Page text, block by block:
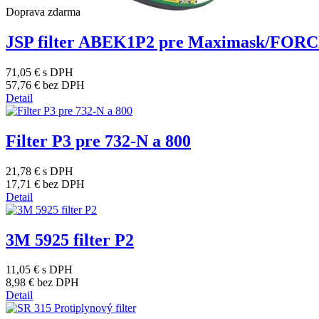
Doprava zdarma
JSP filter ABEK1P2 pre Maximask/
71,05 € s DPH
57,76 € bez DPH
Detail
Filter P3 pre 732-N a 800
21,78 € s DPH
17,71 € bez DPH
Detail
3M 5925 filter P2
11,05 € s DPH
8,98 € bez DPH
Detail